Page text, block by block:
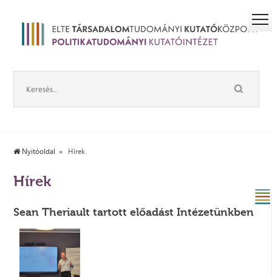
Nyitóoldal Hírek
Hírek
Sean Theriault tartott előadást Intézetünkben